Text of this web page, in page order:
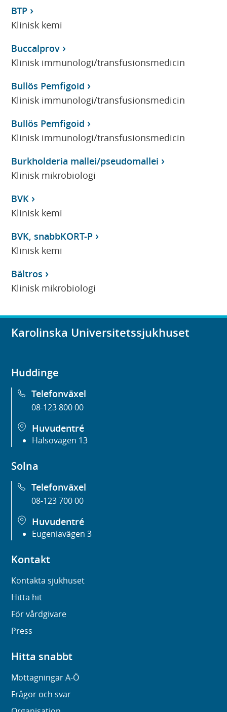
BTP
Klinisk kemi
Buccalprov
Klinisk immunologi/transfusionsmedicin
Bullös Pemfigoid
Klinisk immunologi/transfusionsmedicin
Bullös Pemfigoid
Klinisk immunologi/transfusionsmedicin
Burkholderia mallei/pseudomallei
Klinisk mikrobiologi
BVK
Klinisk kemi
BVK, snabbKORT-P
Klinisk kemi
Bältros
Klinisk mikrobiologi
Karolinska Universitetssjukhuset
Huddinge
Telefonväxel
08-123 800 00
Huvudentré
Hälsovägen 13
Solna
Telefonväxel
08-123 700 00
Huvudentré
Eugeniavägen 3
Kontakt
Kontakta sjukhuset
Hitta hit
För vårdgivare
Press
Hitta snabbt
Mottagningar A-Ö
Frågor och svar